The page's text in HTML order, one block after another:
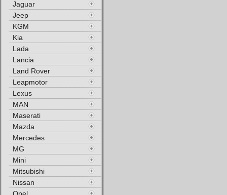
Jaguar
Jeep
KGM
Kia
Lada
Lancia
Land Rover
Leapmotor
Lexus
MAN
Maserati
Mazda
Mercedes
MG
Mini
Mitsubishi
Nissan